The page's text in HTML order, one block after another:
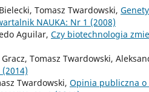
Tomasz Twardowski,
NAUKA: Nr 1 (2008)
Aguilar, Czy biotechnologia
Tomasz Twardowski,
Twardowski, Opinia publiczna